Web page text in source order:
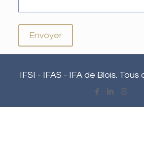
IFSI - IFAS - IFA de Blois.